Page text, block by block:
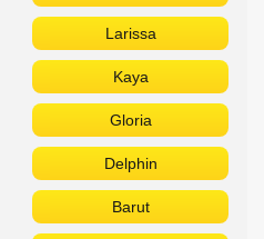
Larissa
Kaya
Gloria
Delphin
Barut